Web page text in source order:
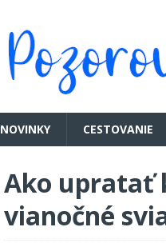
NOVINKY CESTOVANIE
Ako upratať
vianočné